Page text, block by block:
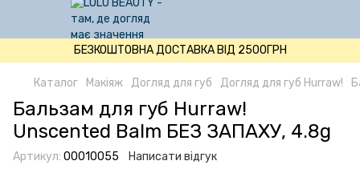
БЕЗКОШТОВНА ДОСТАВКА ВІД 2500ГРН
Каталог Макіяж Догляд для губ Догляд для губ Hurraw!
Бальзам для губ Hurraw!
Unscented Balm БЕЗ ЗАПАХУ, 4.8g
Артикул: 00010055 Написати відгук